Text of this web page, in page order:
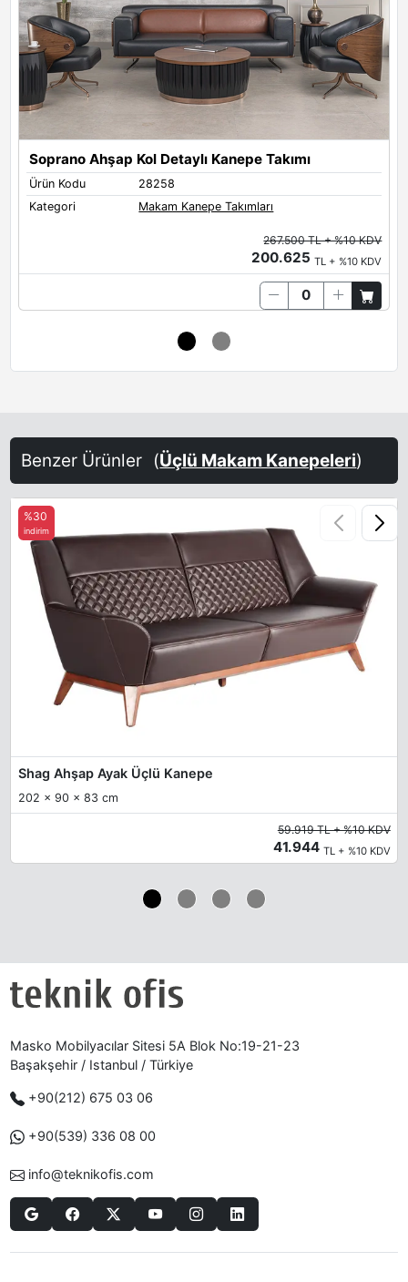
Soprano Ahşap Kol Detaylı Kanepe Takımı
Ürün Kodu
28258
Kategori
Makam Kanepe Takımları
267.500 TL + %10 KDV
200.625TL + %10 KDV
Benzer Ürünler (Üçlü Makam Kanepeleri)
Shag Ahşap Ayak Üçlü Kanepe
202 x 90 x 83 cm
%30
indirim
59.919 TL + %10 KDV
41.944 TL + %10 KDV
Masko Mobilyacılar Sitesi 5A Blok No:19-21-23
Başakşehir / Istanbul / Türkiye
+90(212) 675 03 06
+90(539) 336 08 00
info@teknikofis.com